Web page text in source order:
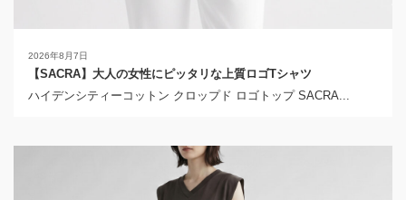
2026年8月7日
【SACRA】大人の女性にピッタリな上質ロゴTシャツ
ハイデンシティーコットン クロップド ロゴトップ SACRA...